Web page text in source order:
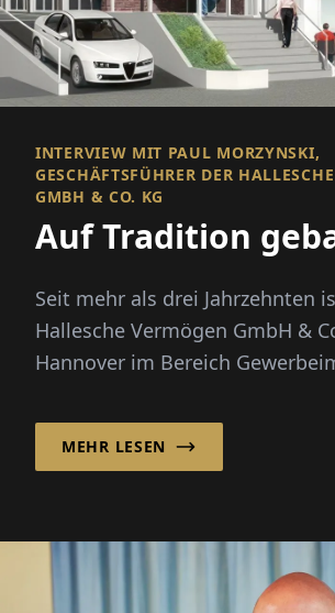
INTERVIEW MIT PAUL MORZYNSKI,
GESCHÄFTSFÜHRER DER
GMBH & CO. KG
Auf Tradition
Seit mehr als drei Jahrzehnten
Hallesche Vermögen GmbH &
Hannover im Bereich
MEHR LESEN